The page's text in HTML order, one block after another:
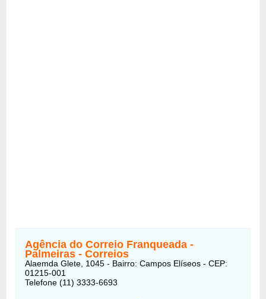
Agência do Correio Franqueada -
Palmeiras-Correios
Alaemda Glete, 1045 - Bairro: Campos Elíseos - CEP:
01215-001
Telefone (11)3333-6693